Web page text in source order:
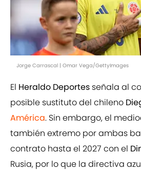
Jorge Carrascal | Omar Vega/GettyImages
El Heraldo Deportes señala al
posible sustituto del chileno
América. Sin embargo, el
también extremo por ambas
contrato hasta el 2027 con el
Rusia, por lo que la directiva